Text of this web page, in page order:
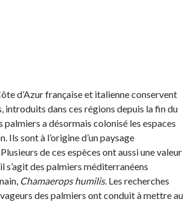
d’Azur française et italienne conservent
introduits dans ces régions depuis la fin du
a désormais colonisé les espaces
Ils sont à l’origine d’un paysage
de ces espèces ont aussi une valeur
des palmiers méditerranéens
Chamaerops humilis. Les recherches
des palmiers ont conduit à mettre au